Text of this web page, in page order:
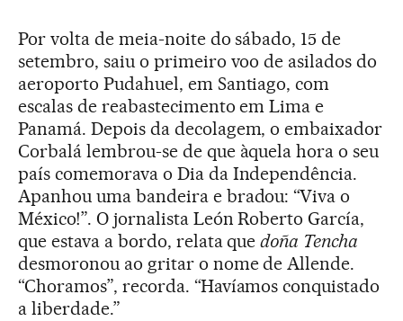
Por volta de meia-noite do sábado, 15 de
setembro, saiu o primeiro voo de asilados do
aeroporto Pudahuel, em Santiago, com
escalas de reabastecimento em Lima e
Panamá. Depois da decolagem, o embaixador
Corbalá lembrou-se de que àquela hora o seu
país comemorava o Dia da Independência.
Apanhou uma bandeira e bradou: “Viva o
México!”. O jornalista León Roberto García,
que estava a bordo, relata quedoña Tencha
desmoronou ao gritar o nome de Allende.
“Choramos”, recorda. “Havíamos conquistado
a liberdade.”